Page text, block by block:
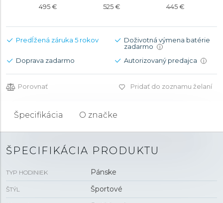
495 € 525 € 445 €
Predĺžená záruka 5 rokov
Doživotná výmena batérie
zadarmo
i
Doprava zadarmo Autorizovaný predajca i
Porovnať Pridať do zoznamu želaní
Špecifikácia O značke
ŠPECIFIKÁCIA PRODUKTU
TYP HODINIEK Pánske
ŠTÝL Športové